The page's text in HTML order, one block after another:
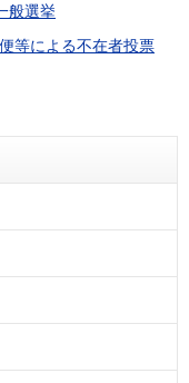
般選挙
等による不在者投票